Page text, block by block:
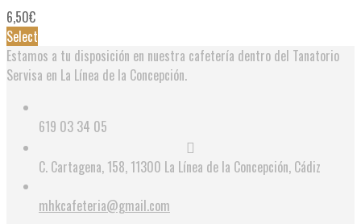
6,50€
Select
Estamos a tu disposición en nuestra cafetería dentro del Tanatorio
Servisa en La Línea de la Concepción.
619 03 34 05
C. Cartagena, 158, 11300 La Línea de la Concepción, Cádiz
mhkcafeteria@gmail.com